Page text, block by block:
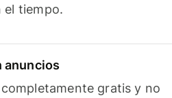
el tiempo.
anuncios
gratis y no